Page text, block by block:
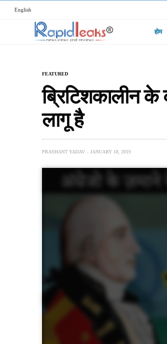
English
होम
FEATURED
ब्रिटिशकालीन
लागू है
PRASHANT YADAV JANUARY 18, 2019